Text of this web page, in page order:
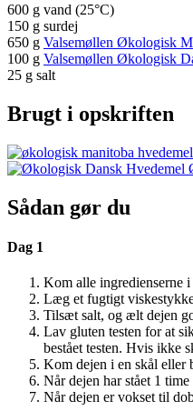
600 g vand (25°C)
150 g surdej
650 g Valsemøllen Økologisk
100 g Valsemøllen Økologisk
25 g salt
Brugt i opskriften
Sådan gør du
Dag 1
Kom alle ingredienserne
Læg et fugtigt
Tilsæt salt, og ælt dejen
Lav gluten testen for at
bestået testen. Hvis ikke
Kom dejen i en skål eller
Når dejen har stået 1
Når dejen er vokset til